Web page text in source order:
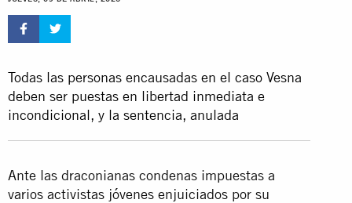
Todas las personas encausadas en el caso Vesna
deben ser puestas en libertad inmediata e
incondicional, y la sentencia, anulada
Ante las draconianas condenas impuestas a
varios activistas jóvenes enjuiciados por su